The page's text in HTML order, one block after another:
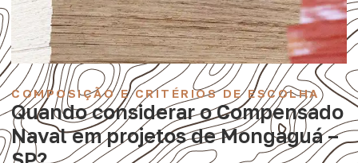
COMPOSIÇÃO E CRITÉRIOS DE ESCOLHA
Quando considerar o Compensado
Naval em projetos de Mongaguá –